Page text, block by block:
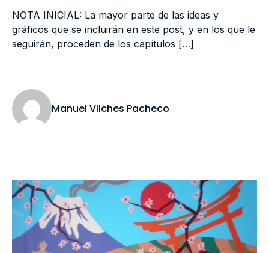
NOTA INICIAL: La mayor parte de las ideas y
gráficos que se incluirán en este post, y en los que le
seguirán, proceden de los capítulos […]
Manuel Vilches Pacheco